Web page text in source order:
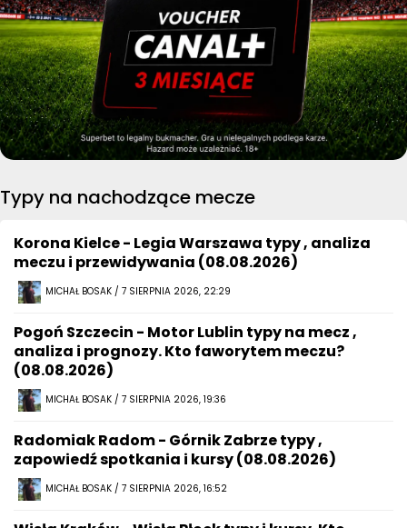
Typy na nachodzące mecze
Korona Kielce - Legia Warszawa typy , analiza
meczu i przewidywania (08.08.2026)
MICHAŁ BOSAK / 7 SIERPNIA 2026, 22:29
Pogoń Szczecin - Motor Lublin typy na mecz ,
analiza i prognozy. Kto faworytem meczu?
(08.08.2026)
MICHAŁ BOSAK / 7 SIERPNIA 2026, 19:36
Radomiak Radom - Górnik Zabrze typy ,
zapowiedź spotkania i kursy (08.08.2026)
MICHAŁ BOSAK / 7 SIERPNIA 2026, 16:52